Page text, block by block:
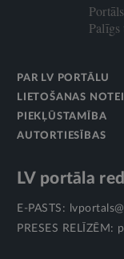
PAR LV PORTĀLU
LIETOŠANAS
PIEKĻŪSTAMĪBA
AUTORTIESĪBAS
LV portāla
E-PASTS:
PRESES RELĪZĒM: